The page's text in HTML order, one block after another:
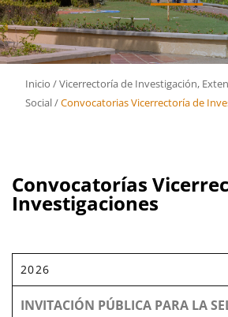
Inicio /Vicerrectoría de Investigación,
Social/Convocatorias Vicerrectoría de
Convocatorías
Investigaciones
2026
INVITACIÓN PÚBLICA PARA LA